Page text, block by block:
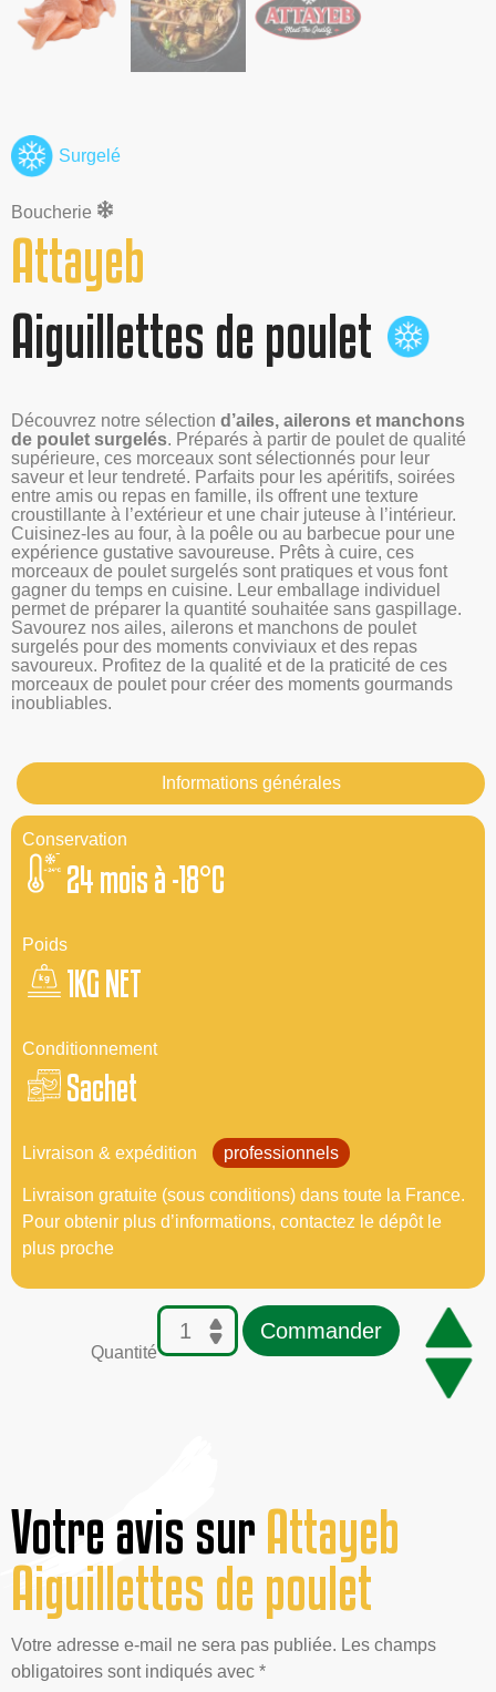
Surgelé
Boucherie
Attayeb
Aiguillettes de poulet
Découvrez notre sélection d’ailes, ailerons et manchons
de poulet surgelés. Préparés à partir de poulet de qualité
supérieure, ces morceaux sont sélectionnés pour leur
saveur et leur tendreté. Parfaits pour les apéritifs, soirées
entre amis ou repas en famille, ils offrent une texture
croustillante à l’extérieur et une chair juteuse à l’intérieur.
Cuisinez-les au four, à la poêle ou au barbecue pour une
expérience gustative savoureuse. Prêts à cuire, ces
morceaux de poulet surgelés sont pratiques et vous font
gagner du temps en cuisine. Leur emballage individuel
permet de préparer la quantité souhaitée sans gaspillage.
Savourez nos ailes, ailerons et manchons de poulet
surgelés pour des moments conviviaux et des repas
savoureux. Profitez de la qualité et de la praticité de ces
morceaux de poulet pour créer des moments gourmands
inoubliables.
Informations générales
Conservation
24 mois à -18°C
Poids
1KG NET
Conditionnement
Sachet
Livraison & expédition professionnels
Livraison gratuite (sous conditions) dans toute la France.
Pour obtenir plus d’informations, contactez le dépôt le
plus proche
Quantité
Commander
Votre avis surAttayeb
Aiguillettes de poulet
Votre adresse e-mail ne sera pas publiée. Les champs
obligatoires sont indiqués avec *